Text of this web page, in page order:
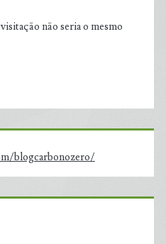
não seria o mesmo
blogcarbonozero/